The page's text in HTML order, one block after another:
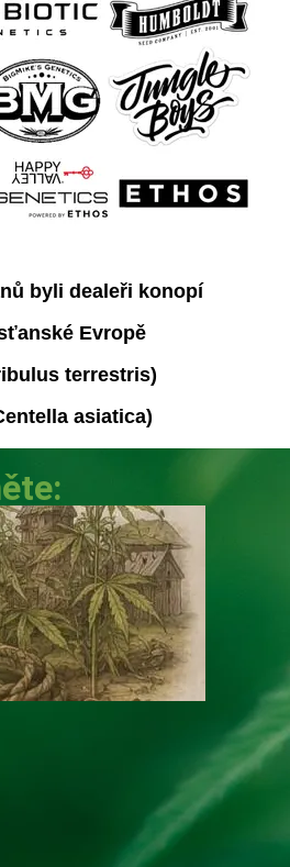
byli dealeři konopí
Evropě
terrestris)
asiatica)